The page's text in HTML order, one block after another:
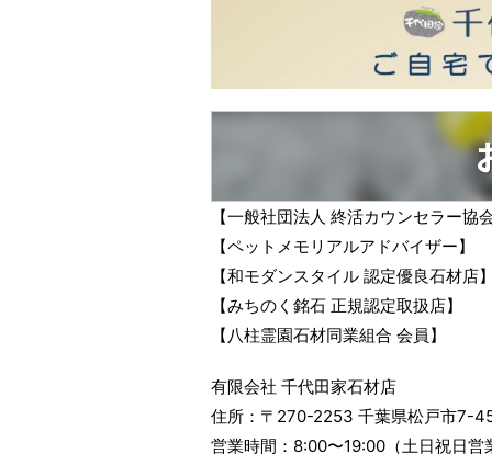
【一般社団法人 終活カウンセラー協
【ペットメモリアルアドバイザー】
【和モダンスタイル 認定優良石材店
【みちのく銘石 正規認定取扱店】
【八柱霊園石材同業組合 会員】
有限会社 千代田家石材店
住所：〒270-2253 千葉県松戸市7-
営業時間：8:00〜19:00（土日祝日営